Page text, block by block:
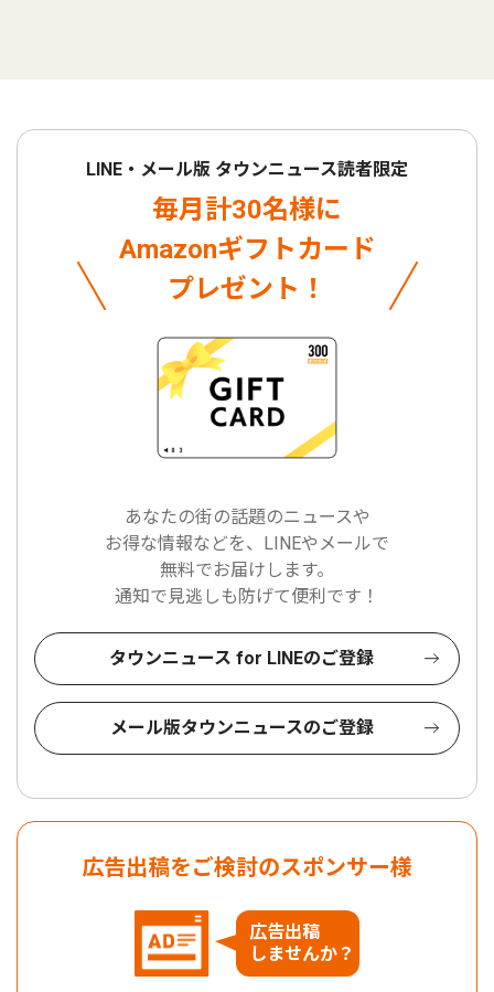
LINE・メール版 タウンニュース読者限定
毎月計30名様に
Amazonギフトカード
プレゼント！
あなたの街の話題のニュースや
お得な情報などを、LINEやメールで
無料でお届けします。
通知で見逃しも防げて便利です！
タウンニュース for LINEのご登録
メール版タウンニュースのご登録
広告出稿をご検討のスポンサー様
広告出稿
しませんか？